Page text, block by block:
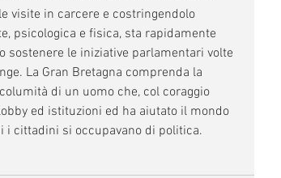
visite in carcere e costringendolo
psicologica e fisica, sta rapidamente
sostenere le iniziative parlamentari volte
La Gran Bretagna comprenda la
di un uomo che, col coraggio
ed istituzioni ed ha aiutato il mondo
i cittadini si occupavano di politica.